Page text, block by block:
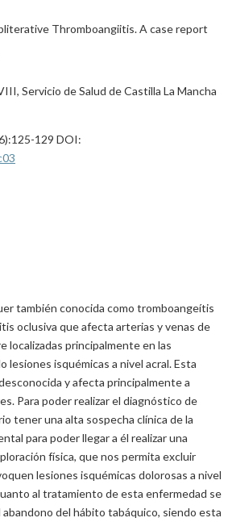
Thromboangiitis. A case report
Servicio de Salud de Castilla La Mancha
129 DOI:
también conocida como tromboangeítis
oclusiva que afecta arterias y venas de
localizadas principalmente en las
lesiones isquémicas a nivel acral. Esta
y afecta principalmente a
Para poder realizar el diagnóstico de
tener una alta sospecha clínica de la
para poder llegar a él realizar una
física, que nos permita excluir
lesiones isquémicas dolorosas a nivel
al tratamiento de esta enfermedad se
del hábito tabáquico, siendo esta